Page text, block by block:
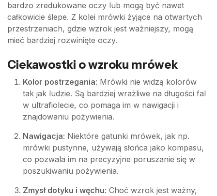
bardzo zredukowane oczy lub mogą być nawet
całkowicie ślepe. Z kolei mrówki żyjące na otwartych
przestrzeniach, gdzie wzrok jest ważniejszy, mogą
mieć bardziej rozwinięte oczy.
Ciekawostki o wzroku mrówek
Kolor postrzegania: Mrówki nie widzą kolorów
tak jak ludzie. Są bardziej wrażliwe na długości fal
w ultrafiolecie, co pomaga im w nawigacji i
znajdowaniu pożywienia.
Nawigacja: Niektóre gatunki mrówek, jak np.
mrówki pustynne, używają słońca jako kompasu,
co pozwala im na precyzyjne poruszanie się w
poszukiwaniu pożywienia.
Zmysł dotyku i węchu: Choć wzrok jest ważny,